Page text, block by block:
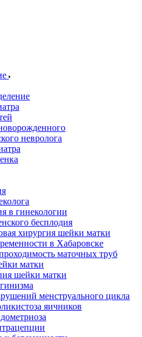
невролога
в гинекологии
бесплодия
хирургия шейки матки
в Хабаровске
маточных труб
матки
шейки матки
менструального цикла
яичников